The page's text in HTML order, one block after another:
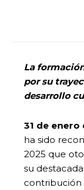
La
por su
desarrollo
31 de enero
ha sido
2025 que
su
contribución